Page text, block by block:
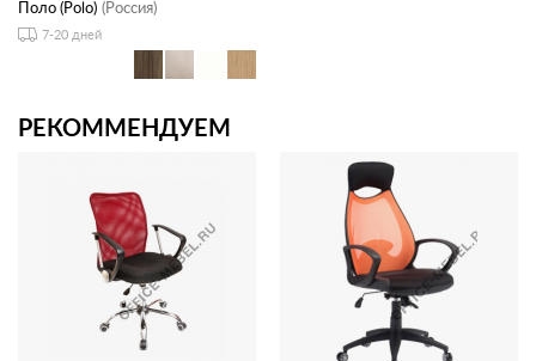
Поло (Polo) (Россия)
7-20 дней
РЕКОММЕНДУЕМ